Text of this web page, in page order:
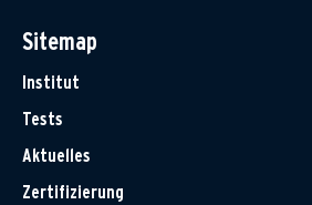
Sitemap
Institut
Tests
Aktuelles
Zertifizierung